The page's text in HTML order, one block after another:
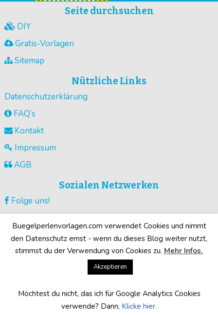
Seite durchsuchen
DIY
Gratis-Vorlagen
Sitemap
Nützliche Links
Datenschutzerklärung
FAQ’s
Kontakt
Impressum
AGB
Sozialen Netzwerken
Folge uns!
Guck unsere Videos !
Deine Motive!
©2026Buegelperlenvorlagen.com· Alle Rechte vorbehalten
Buegelperlenvorlagen.com verwendet Cookies und nimmt
den Datenschutz ernst - wenn du dieses Blog weiter nutzt,
stimmst du der Verwendung von Cookies zu. Mehr Infos.
Akzeptieren
Möchtest du nicht, das ich für Google Analytics Cookies
verwende? Dann, Klicke hier.